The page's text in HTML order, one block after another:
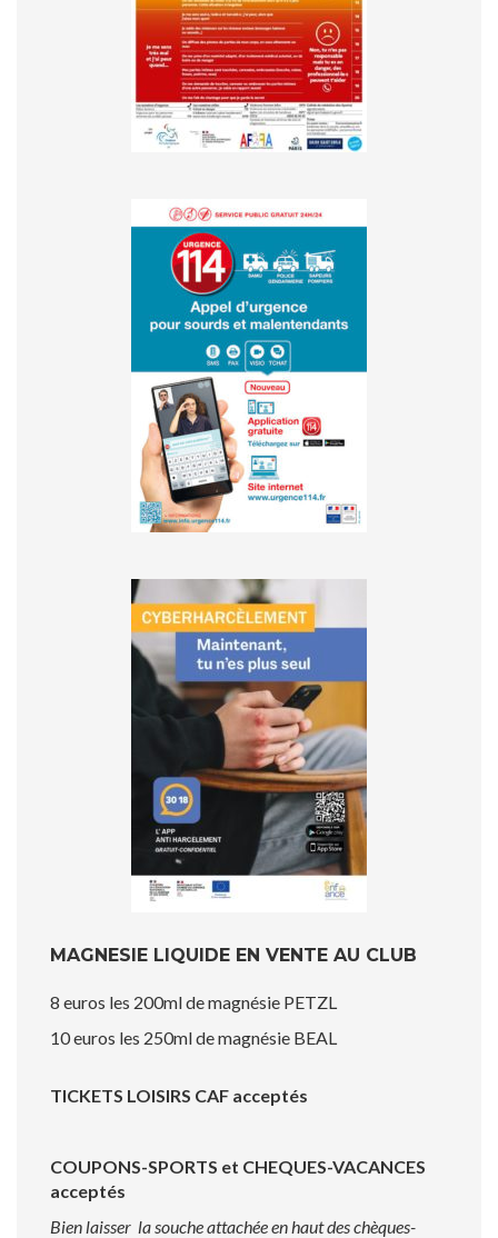
MAGNESIE LIQUIDE EN VENTE AU CLUB
8 euros les 200ml de magnésie PETZL
10 euros les 250ml de magnésie BEAL
TICKETS LOISIRS CAF acceptés
COUPONS-SPORTS et CHEQUES-VACANCES
acceptés
Bien laisser la souche attachée en haut des chèques-